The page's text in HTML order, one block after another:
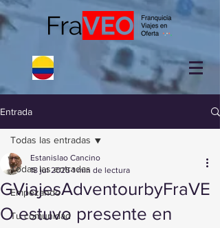
Entrada
Todas las entradas
Empezando
Tu comunidad
Todas las entradas
GViajesAdventourbyFraVE
O estuvo presente en
Estanislao Cancino
18 jul 2025 1 min de lectura